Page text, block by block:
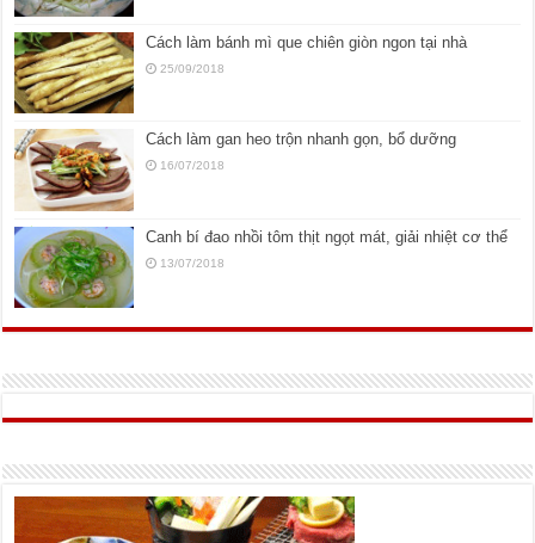
Cách làm bánh mì que chiên giòn ngon tại nhà
25/09/2018
Cách làm gan heo trộn nhanh gọn, bổ dưỡng
16/07/2018
Canh bí đao nhồi tôm thịt ngọt mát, giải nhiệt cơ thể
13/07/2018